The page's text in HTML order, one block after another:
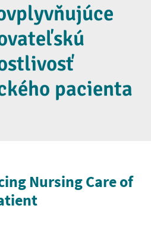
pacienta
Nursing Care of